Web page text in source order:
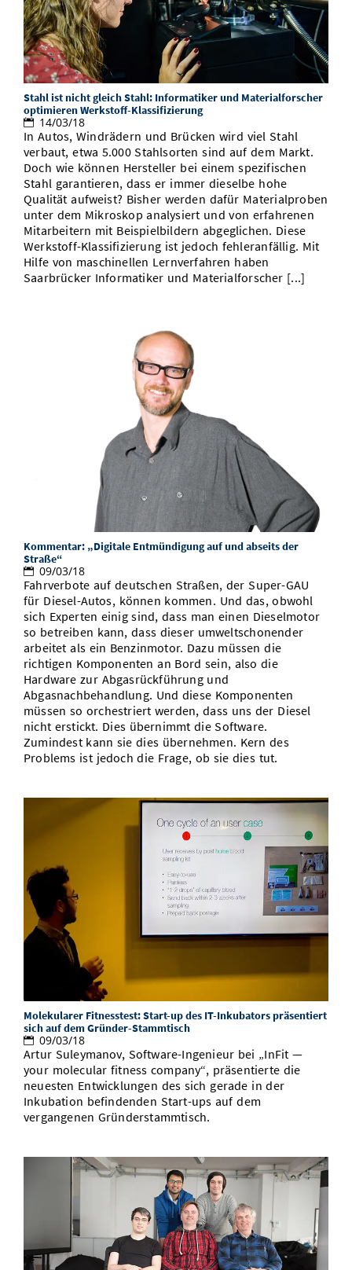
Stahl ist nicht gleich Stahl: Informatiker und Materialforscher
optimieren Werkstoff-Klassifizierung
14/03/18
In Autos, Windrädern und Brücken wird viel Stahl
verbaut, etwa 5.000 Stahlsorten sind auf dem Markt.
Doch wie können Hersteller bei einem spezifischen
Stahl garantieren, dass er immer dieselbe hohe
Qualität aufweist? Bisher werden dafür Materialproben
unter dem Mikroskop analysiert und von erfahrenen
Mitarbeitern mit Beispielbildern abgeglichen. Diese
Werkstoff-Klassifizierung ist jedoch fehleranfällig. Mit
Hilfe von maschinellen Lernverfahren haben
Saarbrücker Informatiker und Materialforscher [...]
Kommentar: „Digitale Entmündigung auf und abseits der
Straße“
09/03/18
Fahrverbote auf deutschen Straßen, der Super-GAU
für Diesel-Autos, können kommen. Und das, obwohl
sich Experten einig sind, dass man einen Dieselmotor
so betreiben kann, dass dieser umweltschonender
arbeitet als ein Benzinmotor. Dazu müssen die
richtigen Komponenten an Bord sein, also die
Hardware zur Abgasrückführung und
Abgasnachbehandlung. Und diese Komponenten
müssen so orchestriert werden, dass uns der Diesel
nicht erstickt. Dies übernimmt die Software.
Zumindest kann sie dies übernehmen. Kern des
Problems ist jedoch die Frage, ob sie dies tut.
Molekularer Fitnesstest: Start-up des IT-Inkubators präsentiert
sich auf dem Gründer-Stammtisch
09/03/18
Artur Suleymanov, Software-Ingenieur bei „InFit —
your molecular fitness company“, präsentierte die
neuesten Entwicklungen des sich gerade in der
Inkubation befindenden Start-ups auf dem
vergangenen Gründerstammtisch.